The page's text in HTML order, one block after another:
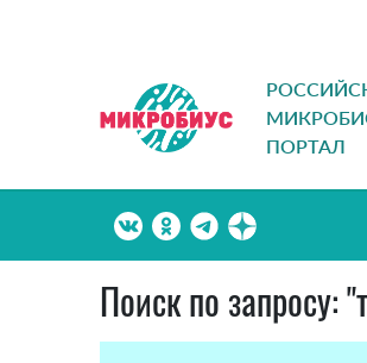
ПОРТАЛ
Поиск по запросу: